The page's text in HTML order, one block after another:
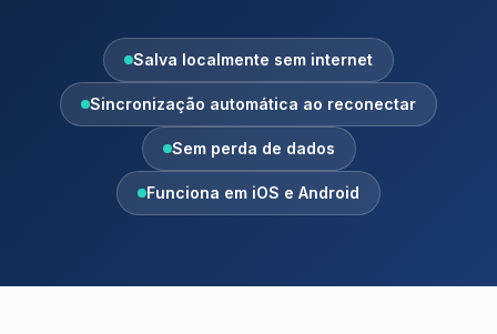
Salva localmente sem internet
Sincronização automática ao reconectar
Sem perda de dados
Funciona em iOS e Android